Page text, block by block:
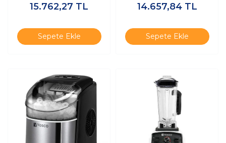
(SAĞ VEYA SOL
15.762,27 TL
Sepete Ekle
14.657,84 TL
Sepete Ekle